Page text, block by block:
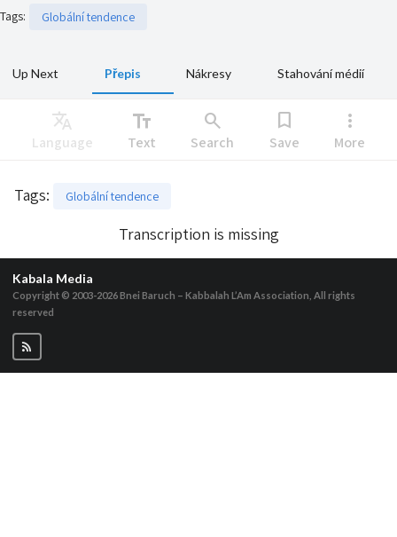
Tags: Globální tendence
Up Next Přepis Nákresy Stahování médií
Translate
Language
text_fields
Text
search
Search
bookmark
Save
more_vert
More
Tags: Globální tendence
Transcription is missing
Kabala Media
Copyright © 2003-2026Bnei Baruch – Kabbalah L’Am Association, All rights
reserved